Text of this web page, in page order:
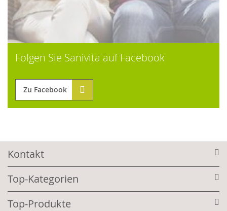
Folgen Sie Sanivita auf Facebook
Zu Facebook
Kontakt
Top-Kategorien
Top-Produkte